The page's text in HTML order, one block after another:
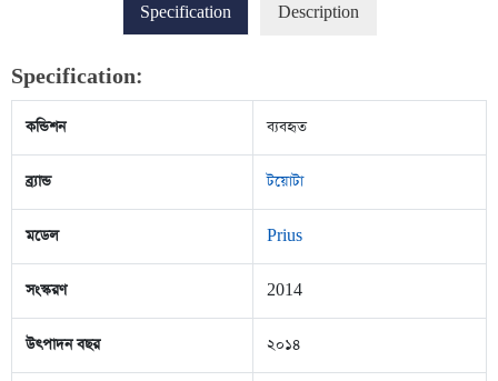
Specification Description
Specification:
কন্ডিশন ব্যবহৃত
ব্র্যান্ড টয়োটা
মডেল Prius
সংস্করণ 2014
উৎপাদন বছর ২০১৪